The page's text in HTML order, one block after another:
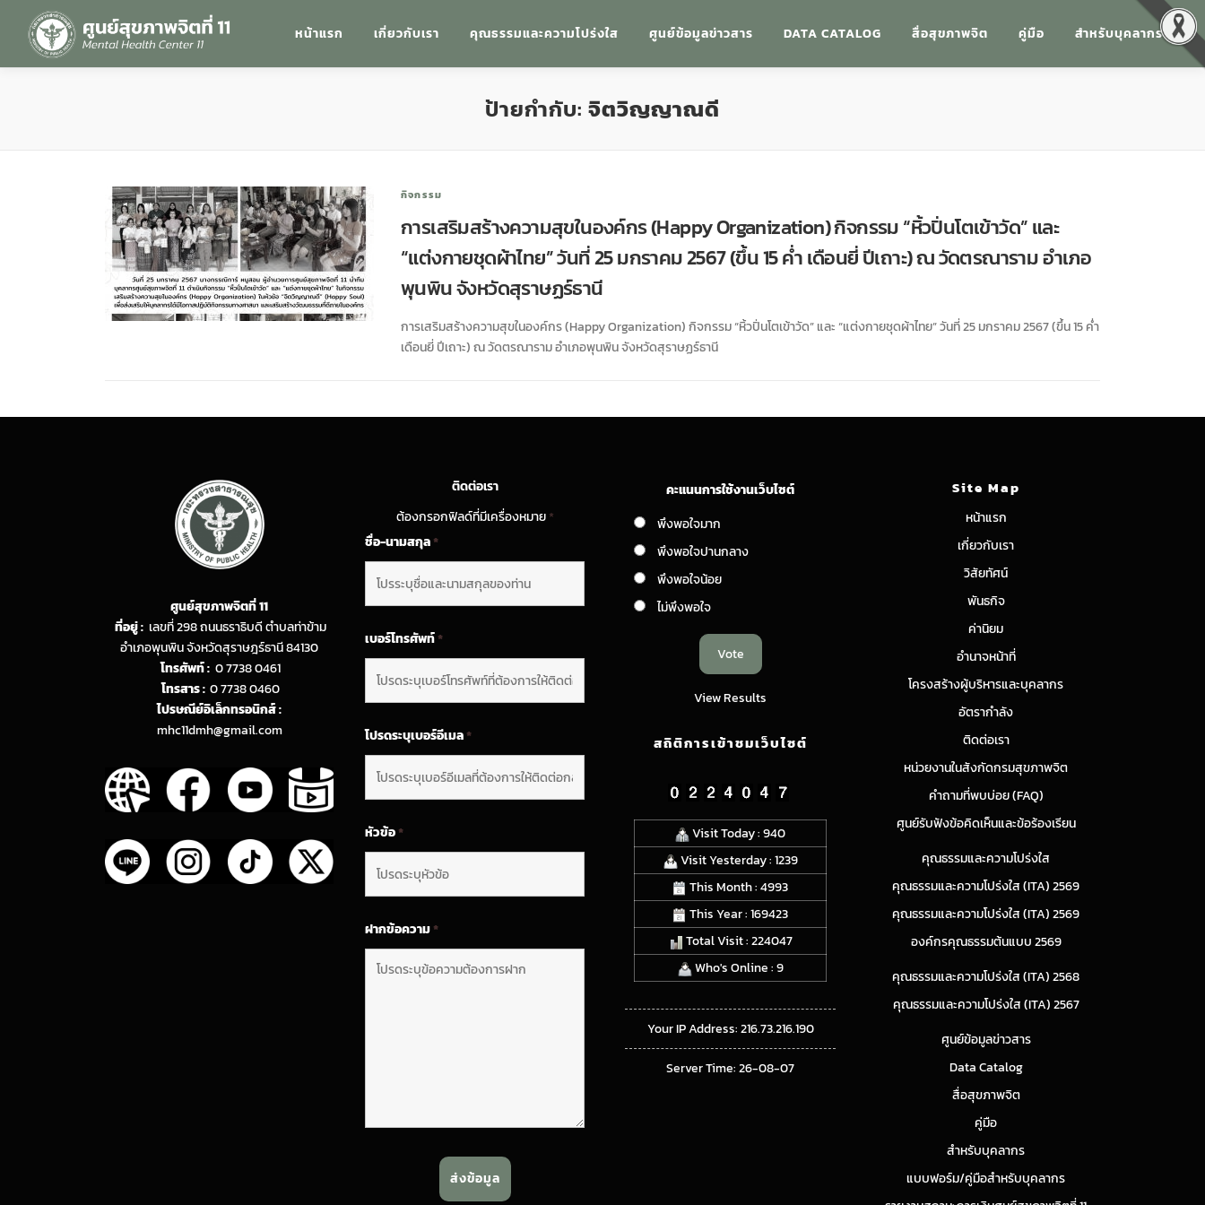
หน้าแรก เกี่ยวกับเรา คุณธรรมและความโปร่งใส ศูนย์ข้อมูลข่าวสาร DATA CATALOG สื่อสุขภาพจิต คู่มือ สำหรับบุคลากร
ป้ายกำกับ: จิตวิญญาณดี
กิจกรรม
การเสริมสร้างความสุขในองค์กร (Happy Organization) กิจกรรม “หิ้วปิ่นโตเข้าวัด” และ
“แต่งกายชุดผ้าไทย” วันที่ 25 มกราคม 2567 (ขึ้น 15 ค่ำ เดือนยี่ ปีเถาะ) ณ วัดตรณาราม อำเภอ
พุนพิน จังหวัดสุราษฏร์ธานี
การเสริมสร้างความสุขในองค์กร (Happy Organization) กิจกรรม “หิ้วปิ่นโตเข้าวัด” และ “แต่งกายชุดผ้าไทย” วันที่ 25 มกราคม 2567 (ขึ้น 15 ค่ำ
เดือนยี่ ปีเถาะ) ณ วัดตรณาราม อำเภอพุนพิน จังหวัดสุราษฏร์ธานี
ศูนย์สุขภาพจิตที่ 11
ที่อยู่ : เลขที่ 298 ถนนธราธิบดี ตำบลท่าข้าม
อำเภอพุนพิน จังหวัดสุราษฎร์ธานี 84130
โทรศัพท์ : 0 7738 0461
โทรสาร : 0 7738 0460
ไปรษณีย์อิเล็กทรอนิกส์ :
mhc11dmh@gmail.com
ติดต่อเรา
ต้องกรอกฟิลด์ที่มีเครื่องหมาย*
ชื่อ-นามสกุล*
เบอร์โทรศัพท์*
โปรดระบุเบอร์อีเมล*
หัวข้อ*
ฝากข้อความ*
คะแนนการใช้งานเว็บไซต์
พึงพอใจมาก
พึงพอใจปานกลาง
พึงพอใจน้อย
ไม่พึงพอใจ
View Results
สถิติการเข้าชมเว็บไซต์
Visit Today : 940
Visit Yesterday : 1239
This Month : 4993
This Year : 169423
Total Visit : 224047
Who's Online : 9
Your IP Address: 216.73.216.190
Server Time: 26-08-07
Site Map
หน้าแรก
เกี่ยวกับเรา
วิสัยทัศน์
พันธกิจ
ค่านิยม
อำนาจหน้าที่
โครงสร้างผู้บริหารและบุคลากร
อัตรากำลัง
ติดต่อเรา
หน่วยงานในสังกัดกรมสุขภาพจิต
คำถามที่พบบ่อย (FAQ)
ศูนย์รับฟังข้อคิดเห็นและข้อร้องเรียน
คุณธรรมและความโปร่งใส
คุณธรรมและความโปร่งใส (ITA) 2569
คุณธรรมและความโปร่งใส (ITA) 2569
องค์กรคุณธรรมต้นแบบ 2569
คุณธรรมและความโปร่งใส (ITA) 2568
คุณธรรมและความโปร่งใส (ITA) 2567
ศูนย์ข้อมูลข่าวสาร
Data Catalog
สื่อสุขภาพจิต
คู่มือ
สำหรับบุคลากร
แบบฟอร์ม/คู่มือสำหรับบุคลากร